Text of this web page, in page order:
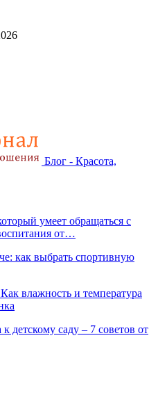
Блог - Красота,
умеет обращаться с
от…
как выбрать спортивную
влажность и температура
детскому саду – 7 советов от